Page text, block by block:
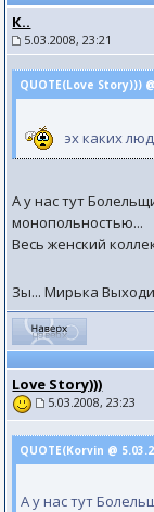
К..
5.03.2008, 23:21
QUOTE(Love Story)))
эх каких
А у нас тут
монопольностью...
Весь женский
Зы... Мирька
Love Story)))
5.03.2008, 23:23
QUOTE(Kоrvin @
А у нас тут